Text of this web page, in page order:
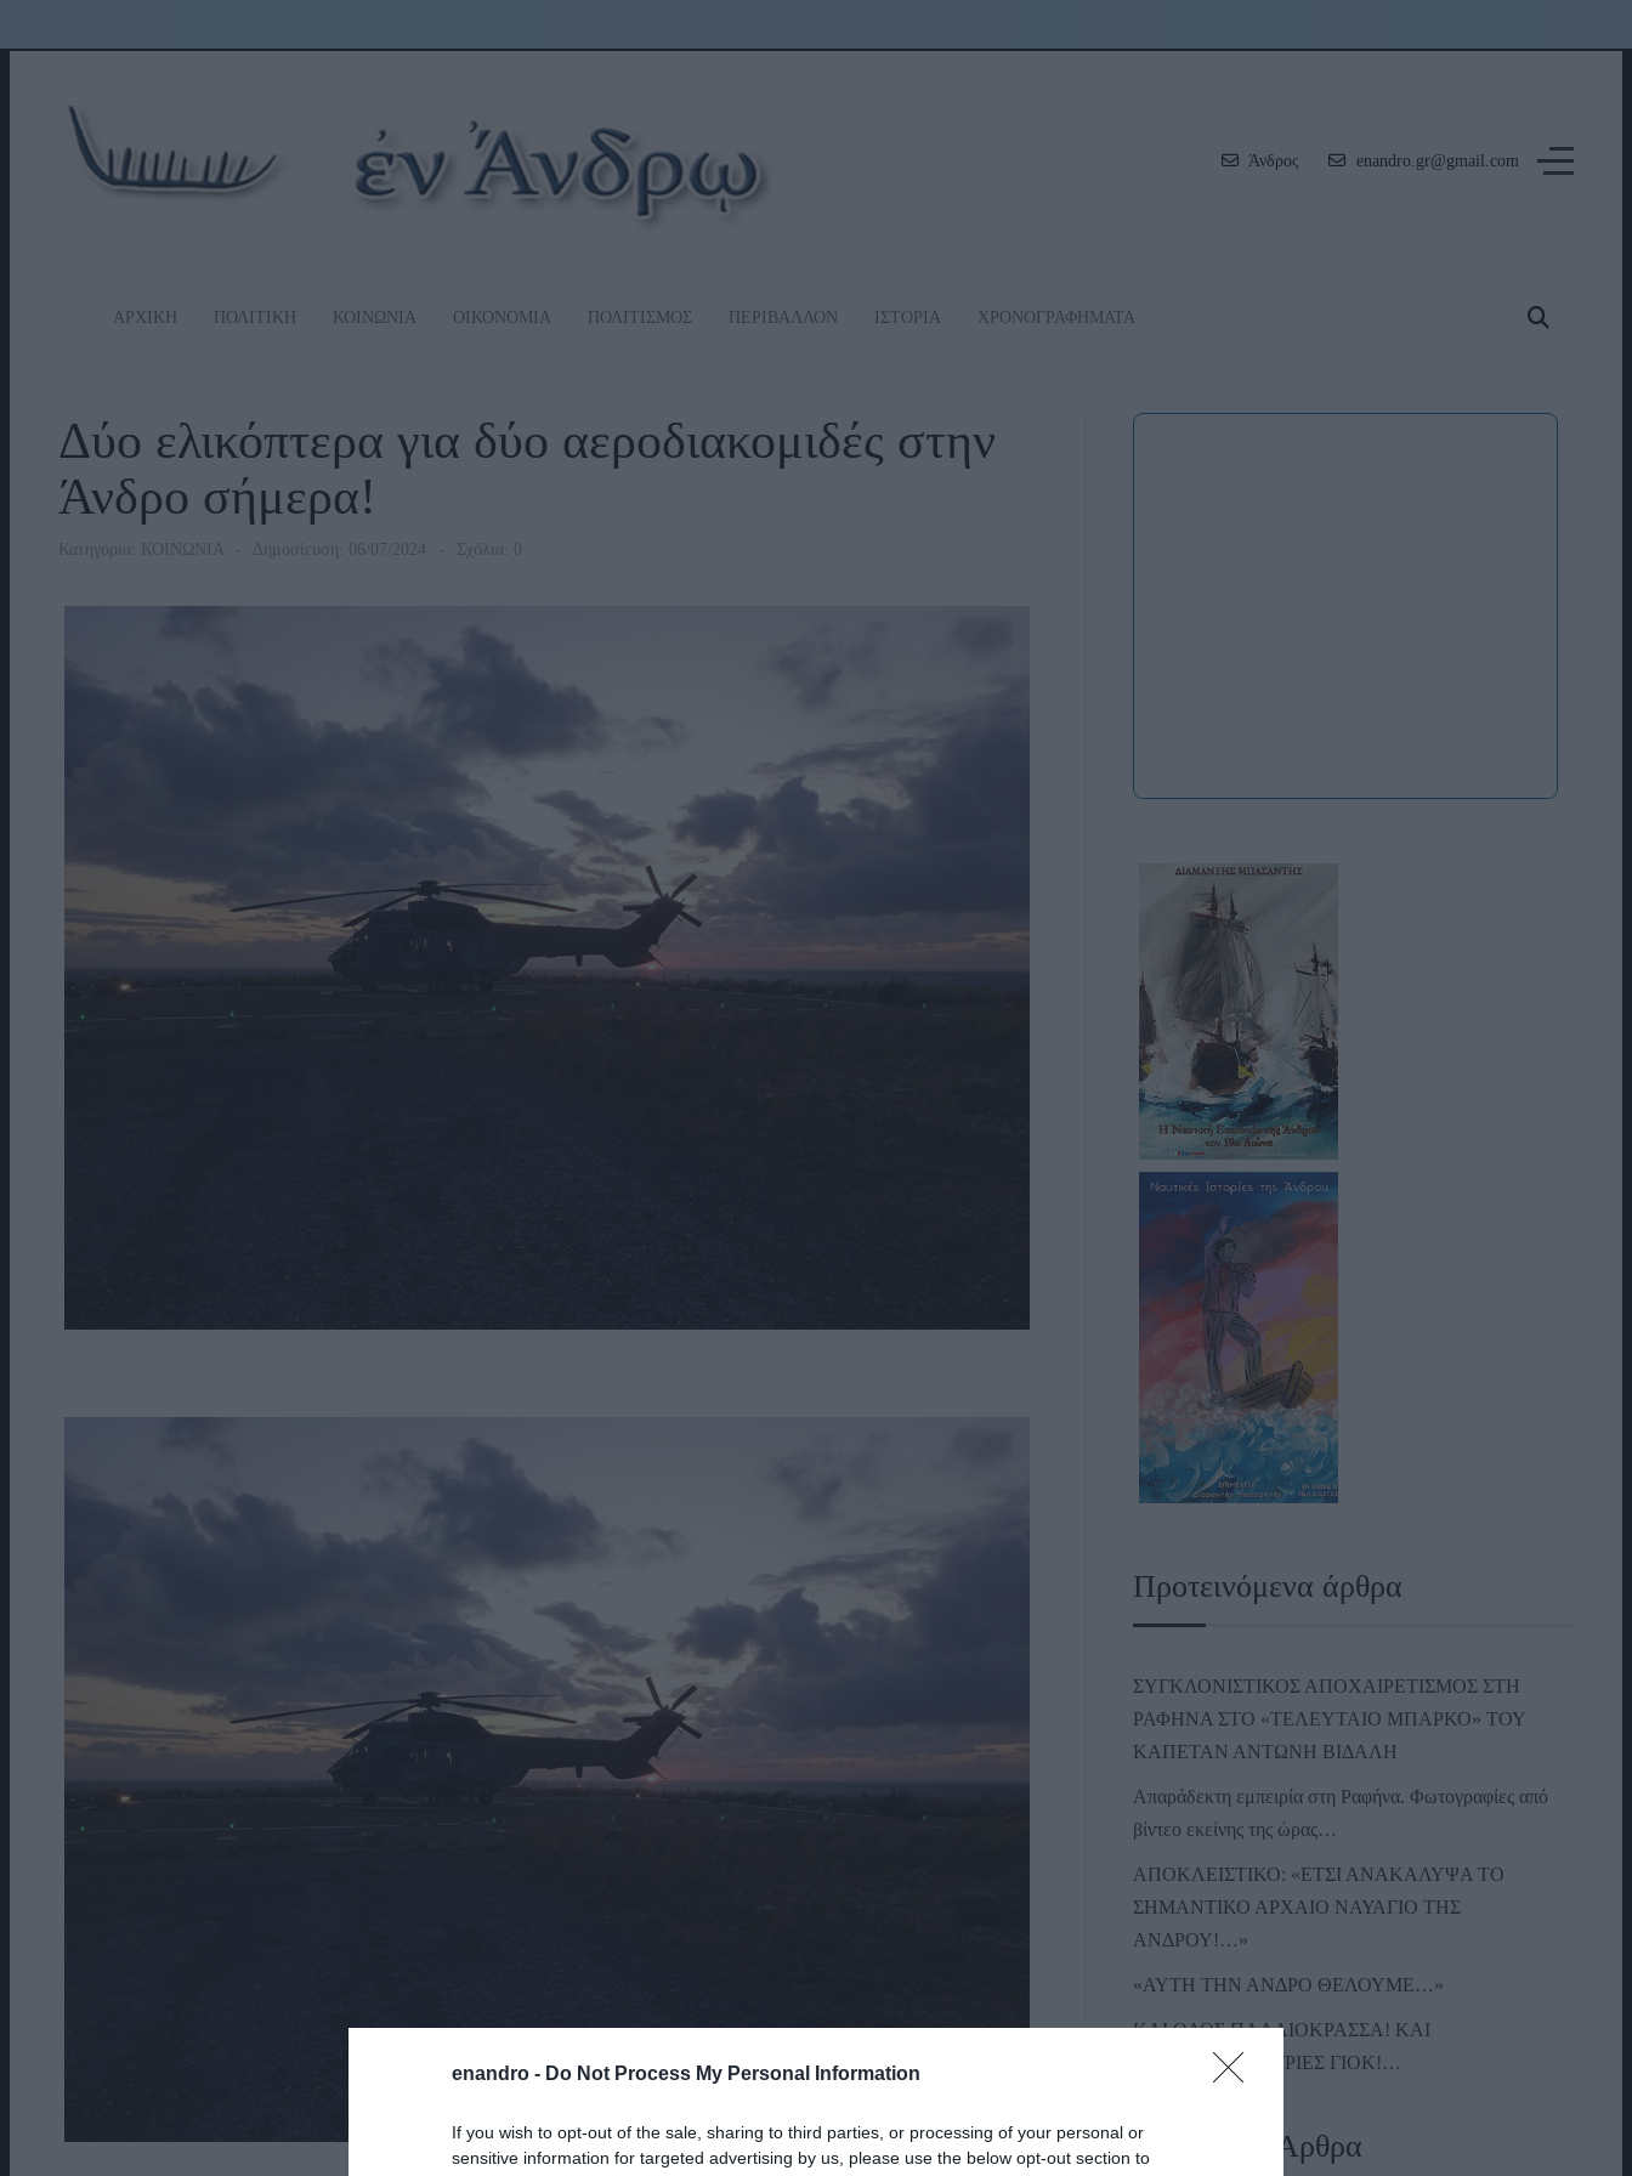
enandro - Do Not Process My Personal Information
If you wish to opt-out of the sale, sharing to third parties, or processing of your personal or
sensitive information for targeted advertising by us, please use the below opt-out section to
Άνδρος enandro.gr@gmail.com
ΑΡΧΙΚΗ ΠΟΛΙΤΙΚΗ ΚΟΙΝΩΝΙΑ ΟΙΚΟΝΟΜΙΑ ΠΟΛΙΤΙΣΜΟΣ ΠΕΡΙΒΑΛΛΟΝ ΙΣΤΟΡΙΑ ΧΡΟΝΟΓΡΑΦΗΜΑΤΑ
Δύο ελικόπτερα για δύο αεροδιακομιδές στην
Άνδρο σήμερα!
Κατηγορία: ΚΟΙΝΩΝΙΑ Δημοσίευση: 06/07/2024 Σχόλια: 0
Προτεινόμενα άρθρα
ΣΥΓΚΛΟΝΙΣΤΙΚΟΣ ΑΠΟΧΑΙΡΕΤΙΣΜΟΣ ΣΤΗ
ΡΑΦΗΝΑ ΣΤΟ «ΤΕΛΕΥΤΑΙΟ ΜΠΑΡΚΟ» ΤΟΥ
ΚΑΠΕΤΑΝ ΑΝΤΩΝΗ ΒΙΔΑΛΗ
Απαράδεκτη εμπειρία στη Ραφήνα. Φωτογραφίες από
βίντεο εκείνης της ώρας…
ΑΠΟΚΛΕΙΣΤΙΚΟ: «ΕΤΣΙ ΑΝΑΚΑΛΥΨΑ ΤΟ
ΣΗΜΑΝΤΙΚΟ ΑΡΧΑΙΟ ΝΑΥΑΓΙΟ ΤΗΣ
ΑΝΔΡΟΥ!…»
«ΑΥΤΗ ΤΗΝ ΑΝΔΡΟ ΘΕΛΟΥΜΕ…»
ΚΑΙ ΟΔΟΣ ΠΑΛΑIΟΚΡΑΣΣΑ! ΚΑΙ
ΑΝΕΜΟΓΕΝΝΗΤΡΙΕΣ ΓΙΟΚ!…
Πρόσφατα Άρθρα